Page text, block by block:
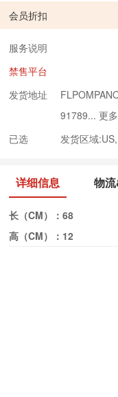
会员折扣
服务说明
禁售平台
发货地址
91789... 更多
已选
发货区域
详细信息 物
长（CM）：68
高（CM）： 12